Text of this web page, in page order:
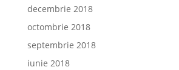
decembrie 2018
octombrie 2018
septembrie 2018
iunie 2018